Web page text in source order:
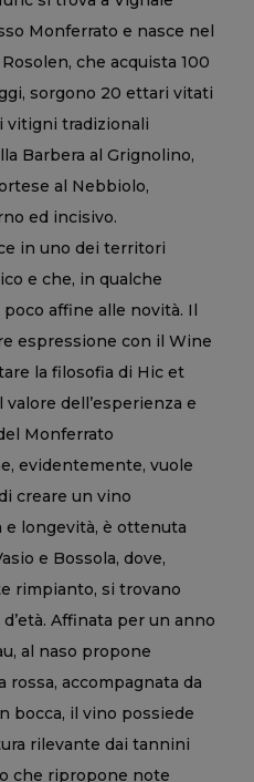
Monferrato e nasce nel
che acquista 100
sorgono 20 ettari vitati
i vitigni tradizionali
Barbera al Grignolino,
al Nebbiolo,
ed incisivo.
in uno dei territori
e che, in qualche
affine alle novità. Il
espressione con il Wine
la filosofia di Hic et
dell’esperienza e
Monferrato
evidentemente, vuole
creare un vino
e longevità, è ottenuta
e Bossola, dove,
rimpianto, si trovano
Affinata per un anno
al naso propone
accompagnata da
bocca, il vino possiede
rilevante dai tannini
che ripropone note